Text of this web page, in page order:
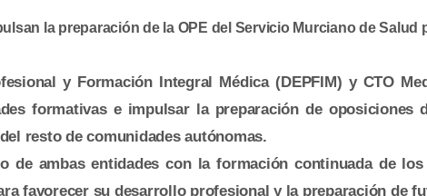
la preparación de la OPE del Servicio Murciano de
y Formación Integral Médica (DEPFIM) y CTO
formativas e impulsar la preparación de
resto de comunidades autónomas.
de ambas entidades con la formación continuada de
favorecer su desarrollo profesional y la preparación de